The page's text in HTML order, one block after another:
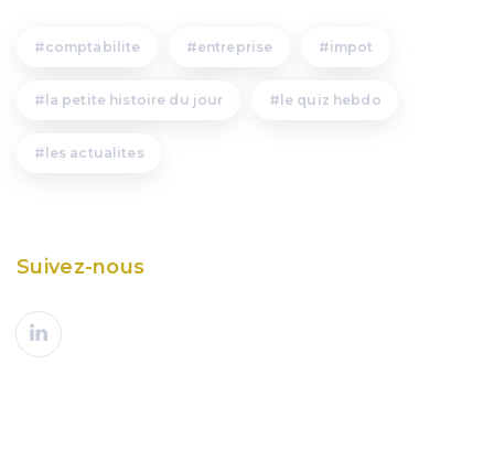
comptabilite entreprise impot
la petite histoire du jour le quiz hebdo
les actualites
Suivez-nous